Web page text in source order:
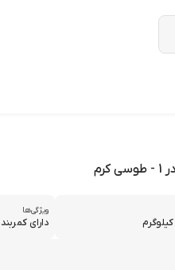
ویژگی‌ها
دارای کمربند